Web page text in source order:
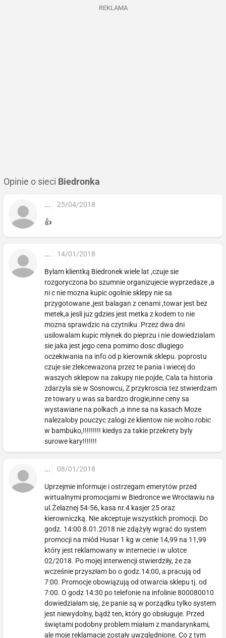
REKLAMA
Opinie o sieci Biedronka
... 25/04/2018
👍
... 14/01/2018
Bylam klientką Biedronek wiele lat ,czuje sie
rozgoryczona bo szumnie organizujecie wyprzedaze ,a
ni c nie mozna kupic ogolnie sklepy nie sa
przygotowane ,jest balagan z cenami ,towar jest bez
metek,a jesli juz gdzies jest metka z kodem to nie
mozna sprawdzic na czytniku .Przez dwa dni
usilowalam kupic mlynek do pieprzu i nie dowiedzialam
sie jaka jest jego cena pomimo dosc dlugiego
oczekiwania na info od p kierownik sklepu. poprostu
czuje sie zlekcewazona przez te pania i wiecej do
waszych sklepow na zakupy nie pojde, Cala ta historia
zdarzyla sie w Sosnowcu, Z przykroscia tez stwierdzam
ze towary u was sa bardzo drogie,inne ceny sa
wystawiane na polkach ,a inne sa na kasach Moze
nalezaloby pouczyc zalogi ze klientow nie wolno robic
w bambuko,!!!!!!!!! kiedys za takie przekrety byly
surowe kary!!!!!!!
... 08/01/2018
Uprzejmie informuje i ostrzegam emerytów przed
wirtualnymi promocjami w Biedronce we Wrocławiu na
ul.Żelaznej 54-56, kasa nr.4 kasjer 25 oraz
kierowniczką. Nie akceptuje wszystkich promocji. Do
godz. 14:00 8.01.2018 nie zdążyły wgrać do system
promocji na miód Husar 1 kg w cenie 14,99 na 11,99
który jest reklamowany w internecie i w ulotce
02/2018. Po mojej interwencji stwierdziły, że za
wcześnie przyszłam bo o godz.14:00, a pracują od
7:00. Promocje obowiązują od otwarcia sklepu tj. od
7:00. O godz 14:30 po telefonie na infolinie 800080010
dowiedziałam się, że panie są w porządku tylko system
jest niewydolny, bądź ten, który go obsługuje. Przed
świętami podobny problem miałam z mandarynkami,
ale moje reklamacje zostały uwzględnione. Co z tym